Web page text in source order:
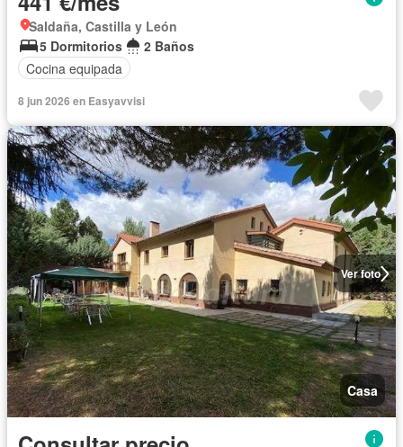
Saldaña, Castilla y León
5 Dormitorios
2 Baños
Cocina equipada
8 jun 2026 en Easyavvisi
Ver foto
Casa